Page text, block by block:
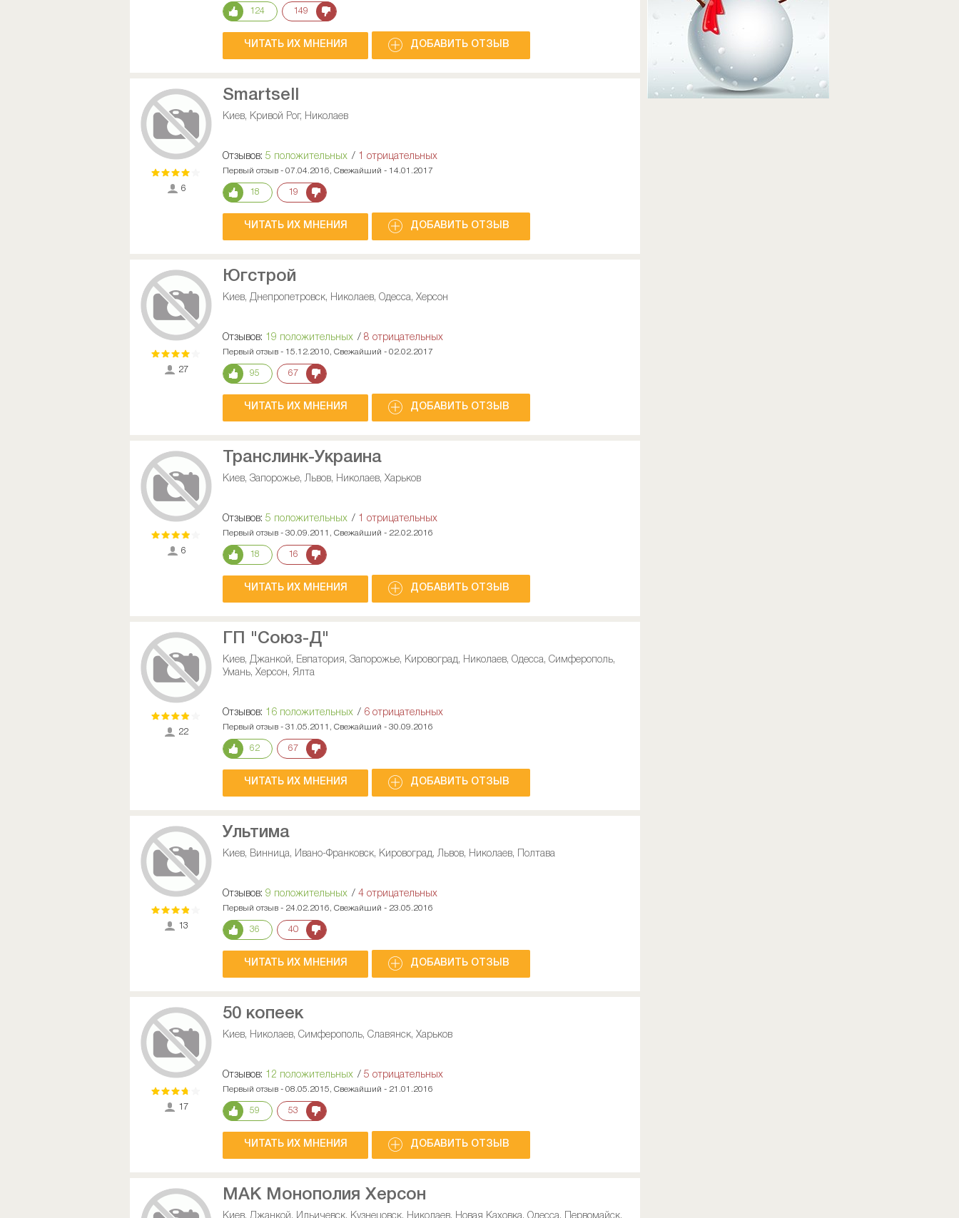
124 149
ЧИТАТЬ ИХ МНЕНИЯ ДОБАВИТЬ ОТЗЫВ
6
Smartsell
Киев, Кривой Рог, Николаев
Отзывов: 5 положительных / 1 отрицательных
Первый отзыв - 07.04.2016, Свежайший - 14.01.2017
18 19
ЧИТАТЬ ИХ МНЕНИЯ ДОБАВИТЬ ОТЗЫВ
27
Югстрой
Киев, Днепропетровск, Николаев, Одесса, Херсон
Отзывов: 19 положительных / 8 отрицательных
Первый отзыв - 15.12.2010, Свежайший - 02.02.2017
95 67
ЧИТАТЬ ИХ МНЕНИЯ ДОБАВИТЬ ОТЗЫВ
6
Транслинк-Украина
Киев, Запорожье, Львов, Николаев, Харьков
Отзывов: 5 положительных / 1 отрицательных
Первый отзыв - 30.09.2011, Свежайший - 22.02.2016
18 16
ЧИТАТЬ ИХ МНЕНИЯ ДОБАВИТЬ ОТЗЫВ
22
ГП "Союз-Д"
Киев, Джанкой, Евпатория, Запорожье, Кировоград, Николаев, Одесса, Симферополь,
Умань, Херсон, Ялта
Отзывов: 16 положительных / 6 отрицательных
Первый отзыв - 31.05.2011, Свежайший - 30.09.2016
62 67
ЧИТАТЬ ИХ МНЕНИЯ ДОБАВИТЬ ОТЗЫВ
13
Ультима
Киев, Винница, Ивано-Франковск, Кировоград, Львов, Николаев, Полтава
Отзывов: 9 положительных / 4 отрицательных
Первый отзыв - 24.02.2016, Свежайший - 23.05.2016
36 40
ЧИТАТЬ ИХ МНЕНИЯ ДОБАВИТЬ ОТЗЫВ
17
50 копеек
Киев, Николаев, Симферополь, Славянск, Харьков
Отзывов: 12 положительных / 5 отрицательных
Первый отзыв - 08.05.2015, Свежайший - 21.01.2016
59 53
ЧИТАТЬ ИХ МНЕНИЯ ДОБАВИТЬ ОТЗЫВ
МАК Монополия Херсон